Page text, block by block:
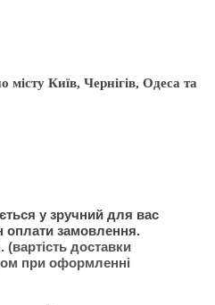
місту Київ, Чернігів, Одеса та
у зручний для вас
оплати замовлення.
(вартість доставки
при оформленні